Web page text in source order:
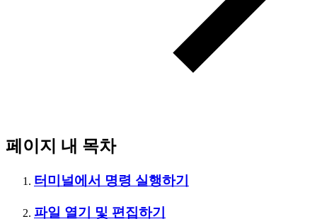
페이지 내 목차
터미널에서 명령 실행하기
파일 열기 및 편집하기